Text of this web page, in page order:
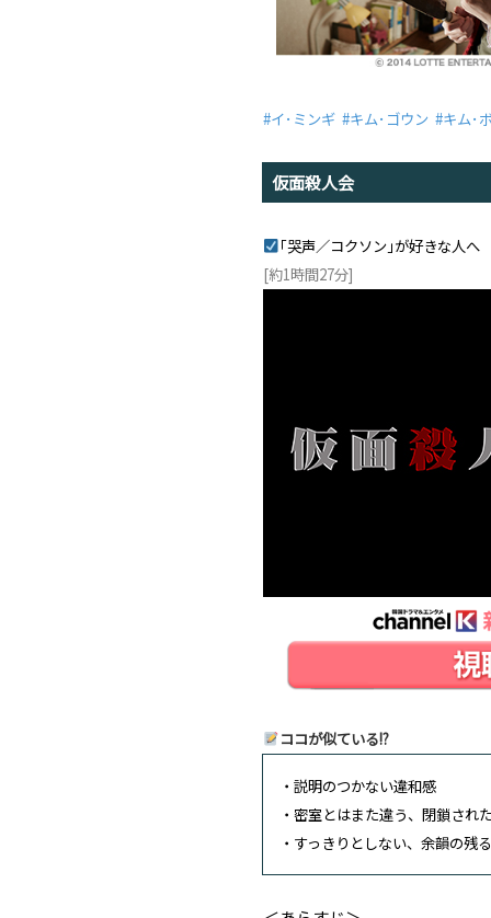
#イ･ミンギ #キム･ゴウン #キム･
仮面殺人会
｢哭声／コクソン｣が好きな人へ
[約1時間27分]
ココが似ている!?
・説明のつかない違和感
・密室とはまた違う、閉鎖され
・すっきりとしない、余韻の残